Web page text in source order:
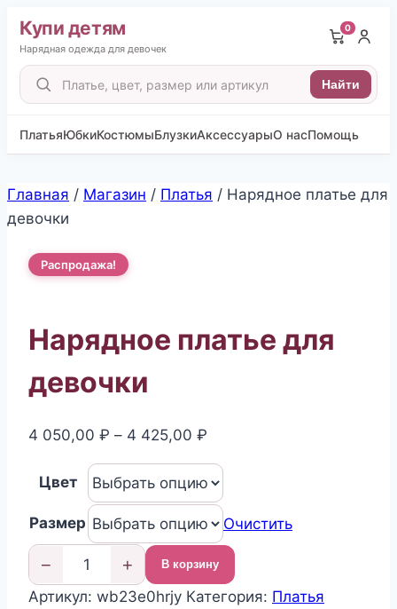
Купи детям
Нарядная одежда для девочек
Поиск
товаров
Найти
0
ПлатьяЮбкиКостюмыБлузкиАксессуарыО насПомощь
Перейти
к
Главная / Магазин / Платья / Нарядное платье для
девочки
Распродажа!
Нарядное платье для
девочки
4 050,00 ₽ – 4 425,00 ₽
4
050,00 ₽
–
425,00 ₽
Цвет
Размер Очистить
Количество
товара
− + В корзину
Артикул: wb23e0hrjy Категория: Платья